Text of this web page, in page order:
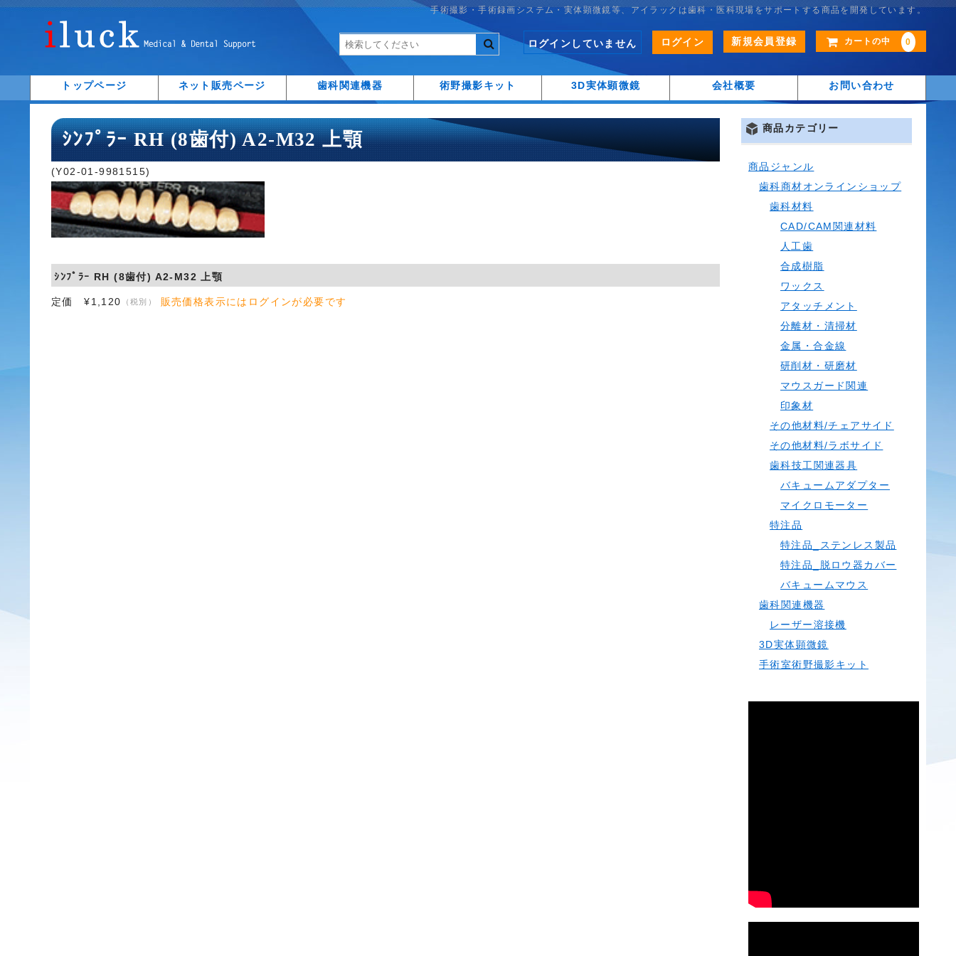
手術撮影・手術録画システム・実体顕微鏡等、アイラックは歯科・医科現場をサポートする商品を開発しています。
カートの中 0
ログインしていません ログイン 新規会員登録
トップページ ネット販売ページ 歯科関連機器 術野撮影キット 3D実体顕微鏡 会社概要 お問い合わせ
ｼﾝﾌﾟﾗｰ RH (8歯付) A2-M32 上顎
(Y02-01-9981515)
ｼﾝﾌﾟﾗｰ RH (8歯付) A2-M32 上顎
定価 ¥1,120 （税別） 販売価格表示にはログインが必要です
商品カテゴリー
商品ジャンル
歯科商材オンラインショップ
歯科材料
CAD/CAM関連材料
人工歯
合成樹脂
ワックス
アタッチメント
分離材・清掃材
金属・合金線
研削材・研磨材
マウスガード関連
印象材
その他材料/チェアサイド
その他材料/ラボサイド
歯科技工関連器具
バキュームアダプター
マイクロモーター
特注品
特注品_ステンレス製品
特注品_脱ロウ器カバー
バキュームマウス
歯科関連機器
レーザー溶接機
3D実体顕微鏡
手術室術野撮影キット